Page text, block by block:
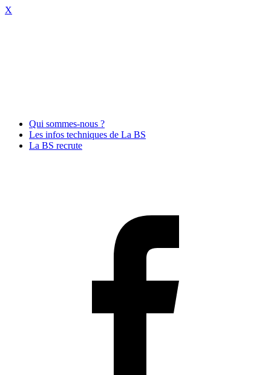
X
Qui sommes-nous ?
Les infos techniques de La BS
La BS recrute